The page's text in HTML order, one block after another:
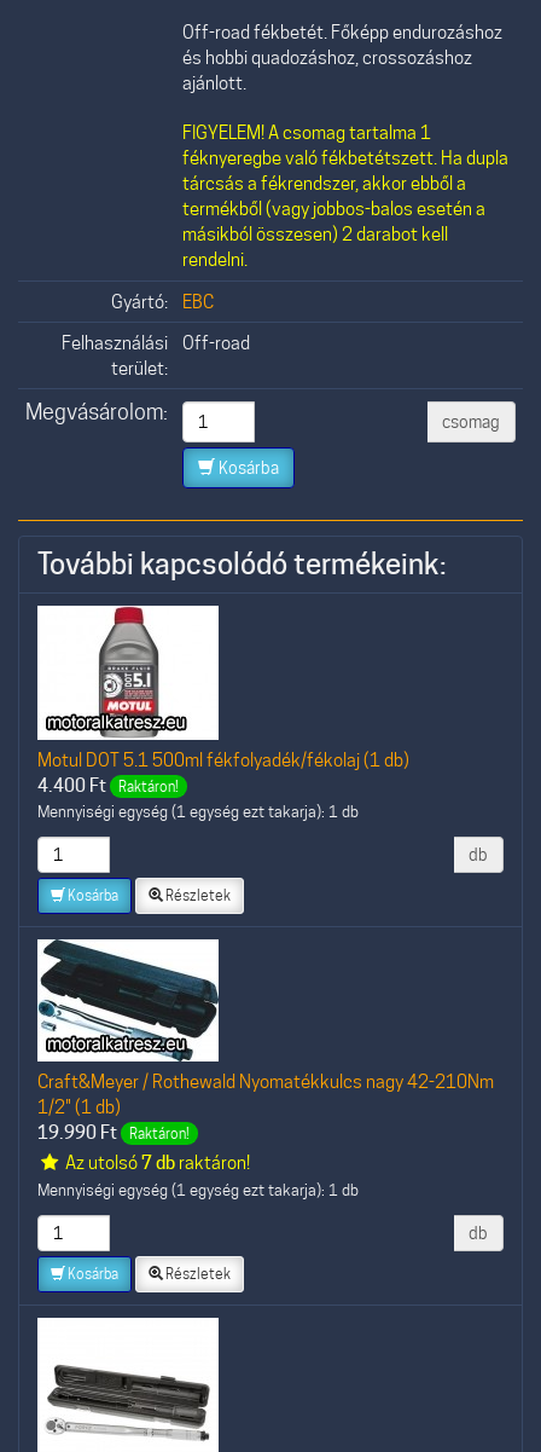
Off-road fékbetét. Főképp endurozáshoz
és hobbi quadozáshoz, crossozáshoz
ajánlott.
FIGYELEM! A csomag tartalma 1
féknyeregbe való fékbetétszett. Ha dupla
tárcsás a fékrendszer, akkor ebből a
termékből (vagy jobbos-balos esetén a
másikból összesen) 2 darabot kell
rendelni.
Gyártó:
EBC
Felhasználási
terület:
Off-road
Megvásárolom: csomag
Kosárba
További kapcsolódó termékeink:
Motul DOT 5.1 500ml fékfolyadék/fékolaj (1 db)
4.400 Ft Raktáron!
Mennyiségi egység (1 egység ezt takarja): 1 db
db
Kosárba Részletek
Craft&Meyer / Rothewald Nyomatékkulcs nagy 42-210Nm
1/2" (1 db)
19.990 Ft Raktáron!
Az utolsó7 dbraktáron!
Mennyiségi egység (1 egység ezt takarja): 1 db
db
Kosárba Részletek